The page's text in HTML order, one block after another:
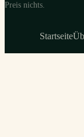
Preis nichts.
Startseite